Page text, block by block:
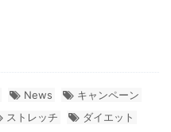
News
キャンペーン
ストレッチ
ダイエット